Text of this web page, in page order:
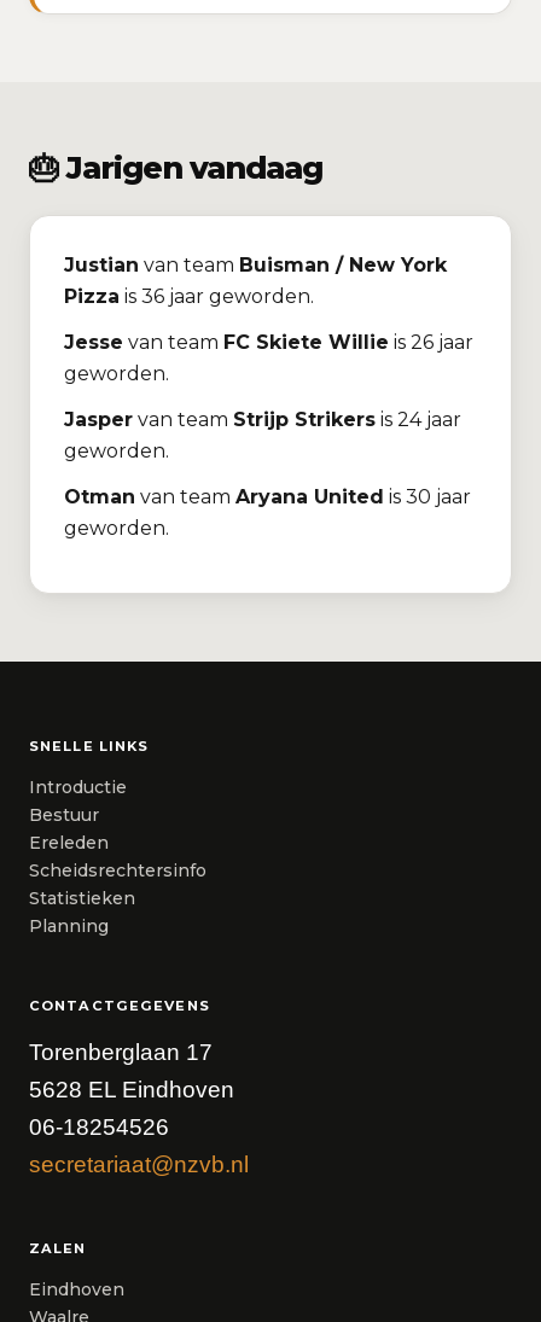
🎂 Jarigen vandaag
Justian van team Buisman / New York
Pizza is 36 jaar geworden.
Jesse van team FC Skiete Willie is 26 jaar
geworden.
Jasper van team Strijp Strikers is 24 jaar
geworden.
Otman van team Aryana United is 30 jaar
geworden.
SNELLE LINKS
Introductie
Bestuur
Ereleden
Scheidsrechtersinfo
Statistieken
Planning
CONTACTGEGEVENS
Torenberglaan 17
5628 EL Eindhoven
06-18254526
secretariaat@nzvb.nl
ZALEN
Eindhoven
Waalre